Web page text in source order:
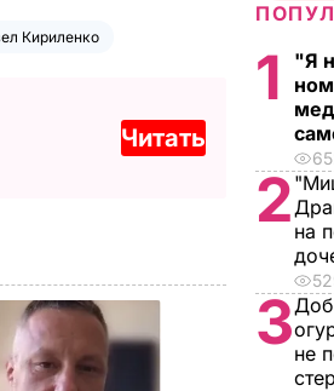
Кириленко
Читать
1
"Я
2 на
3не